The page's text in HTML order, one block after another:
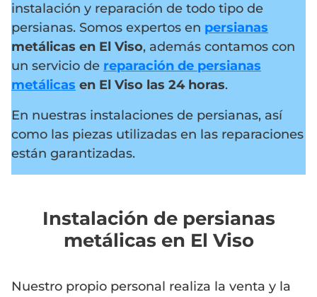
instalación y reparación de todo tipo de
persianas. Somos expertos en persianas
metálicas en El Viso, además contamos con
un servicio de reparación de persianas
metálicas en El Viso las 24 horas.
En nuestras instalaciones de persianas, así
como las piezas utilizadas en las reparaciones
están garantizadas.
Instalación de persianas
metálicas en El Viso
Nuestro propio personal realiza la venta y la